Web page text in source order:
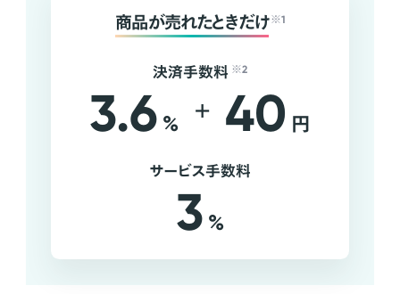
商品が売れたときだけ ※1
決済手数料 ※2
3.6 % + 40 円
サービス手数料
3 %